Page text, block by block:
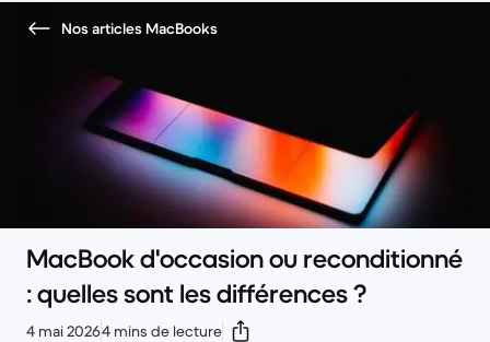
Nos articles MacBooks
MacBook d'occasion ou reconditionné
: quelles sont les différences ?
4 mai 20264 mins de lecture